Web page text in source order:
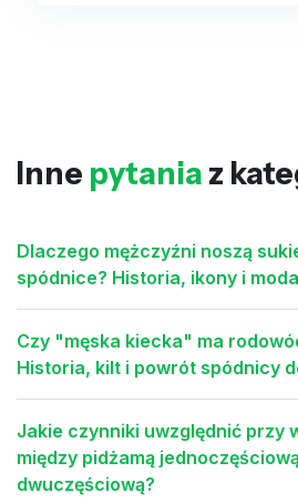
Inne pytania z
Dlaczego mężczyźni noszą
spódnice? Historia, ikony i
Czy "męska kiecka" ma
Historia, kilt i powrót spódnicy
Jakie czynniki uwzględnić przy
między pidżamą
dwuczęściową?